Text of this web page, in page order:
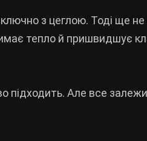
з цеглою. Тоді ще не
тепло й пришвидшує
підходить. Але все